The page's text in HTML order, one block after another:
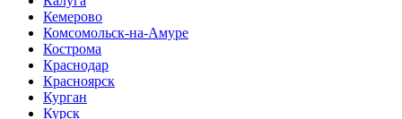
Кемерово
Комсомольск-на-Амуре
Кострома
Краснодар
Красноярск
Курган
Курск